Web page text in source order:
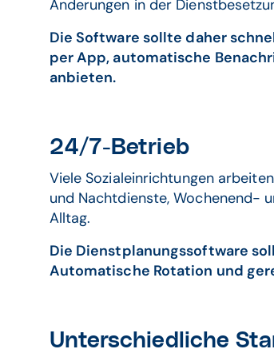
Änderungen in der
Die Software sollte daher
per App, automatische
anbieten.
24/7-Betrieb
Viele Sozialeinrichtungen
und Nachtdienste, Wochenend-
Alltag.
Die Dienstplanungssoftware
Automatische Rotation und
Unterschiedliche